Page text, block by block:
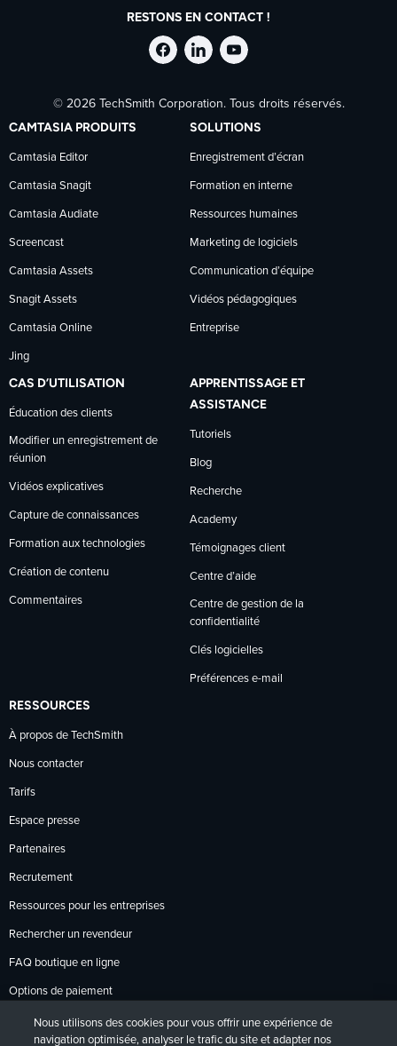
RESTONS EN CONTACT !
Suivre
TechSmith
sur
Facebook
Suivre
TechSmith
sur
LinkedIn
Suivre
TechSmith
sur
YouTube
© 2026 TechSmith Corporation. Tous droits réservés.
CAMTASIA PRODUITS
Camtasia Editor
Camtasia Snagit
Camtasia Audiate
Screencast
Camtasia Assets
Snagit Assets
Camtasia Online
Jing
SOLUTIONS
Enregistrement d’écran
Formation en interne
Ressources humaines
Marketing de logiciels
Communication d’équipe
Vidéos pédagogiques
Entreprise
CAS D’UTILISATION
Éducation des clients
Modifier un enregistrement de
réunion
Vidéos explicatives
Capture de connaissances
Formation aux technologies
Création de contenu
Commentaires
APPRENTISSAGE ET
ASSISTANCE
Tutoriels
Blog
Recherche
Academy
Témoignages client
Centre d’aide
Centre de gestion de la
confidentialité
Clés logicielles
Préférences e-mail
RESSOURCES
À propos de TechSmith
Nous contacter
Tarifs
Espace presse
Partenaires
Recrutement
Ressources pour les entreprises
Rechercher un revendeur
FAQ boutique en ligne
Options de paiement
Politique de retour
Nous utilisons des cookies pour vous offrir une expérience de
navigation optimisée, analyser le trafic du site et adapter nos